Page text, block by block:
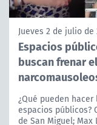
Jueves 2 de julio de
Espacios
buscan frenar
¿Qué pueden
espacios públicos?
de San Miguel;